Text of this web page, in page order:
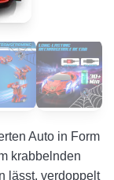
Auto in Form
krabbelnden
lässt, verdoppelt